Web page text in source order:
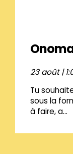
23 août |
Tu
sous la
à faire, a...